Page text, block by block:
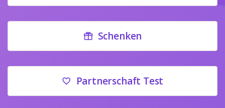
Schenken
Partnerschaft Test